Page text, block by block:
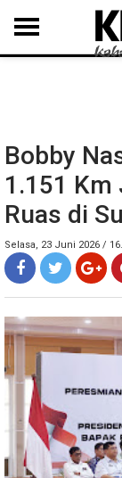
MEDAN LANGKAT
Bobby
1.151 Km
Ruas di
Selasa, 23 Juni 2026 /